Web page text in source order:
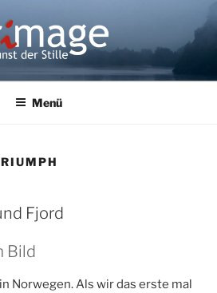
Menü
Fjord
Bild
Norwegen. Als wir das erste mal